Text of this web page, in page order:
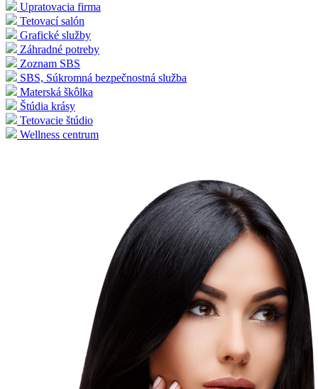
Upratovacia firma
Tetovací salón
Grafické služby
Záhradné potreby
Zoznam SBS
SBS, Súkromná bezpečnostná služba
Materská škôlka
Štúdia krásy
Tetovacie štúdio
Wellness centrum